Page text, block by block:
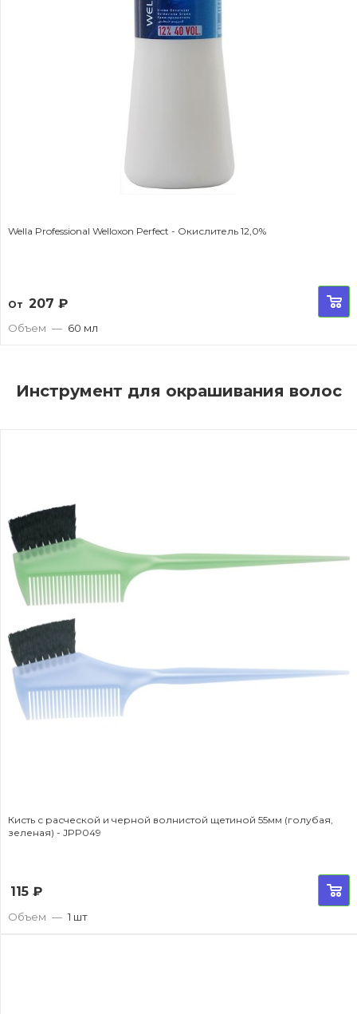
Wella Professional Welloxon Perfect - Окислитель 12,0%
От 207 ₽
Объем — 60 мл
Инструмент для окрашивания волос
Кисть с расческой и черной волнистой щетиной 55мм (голубая,
зеленая) - JPP049
115 ₽
Объем — 1 шт